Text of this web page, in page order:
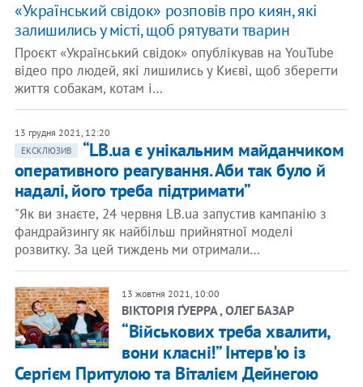
​«Український свідок» розповів про киян, які
залишились у місті, щоб рятувати тварин
Проєкт «Український свідок» опублікував на YouTube
відео про людей, які лишились у Києві, щоб зберегти
життя собакам, котам і…
13 грудня 2021, 12:20
ЕКСКЛЮЗИВ
“LB.ua є унікальним майданчиком
оперативного реагування. Аби так було й
надалі, його треба підтримати”
"Як ви знаєте, 24 червня LB.ua запустив кампанію з
фандрайзингу як найбільш прийнятної моделі
розвитку. За цей тиждень ми отримали…
13 жовтня 2021, 10:00
ВІКТОРІЯ ҐУЕРРА , ОЛЕГ БАЗАР
“Військових треба хвалити,
вони класні!” Інтерв'ю із
Сергієм Притулою та Віталієм Дейнегою